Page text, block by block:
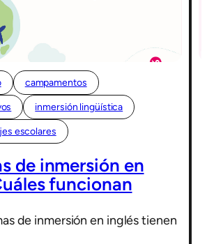
campamentos
inmersión lingüística
escolares
de inmersión en
funcionan
de inmersión en inglés tienen